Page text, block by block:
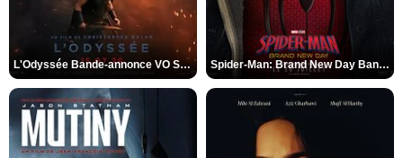
L'Odyssée Bande-annonce VO STFR Spider-Man: Brand New Day Bande-annonce VO STFR